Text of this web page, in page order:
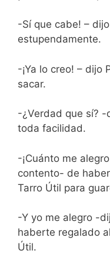
-Sí que cabe! –
estupendamente.
-¡Ya lo creo! – dijo
sacar.
-¿Verdad que sí? -
toda facilidad.
-¡Cuánto me
contento- de
Tarro Útil para
-Y yo me alegro -
haberte regalado
Útil.